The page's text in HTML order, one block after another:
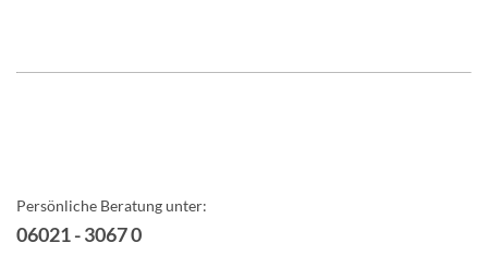
Persönliche Beratung unter:
06021 - 3067 0